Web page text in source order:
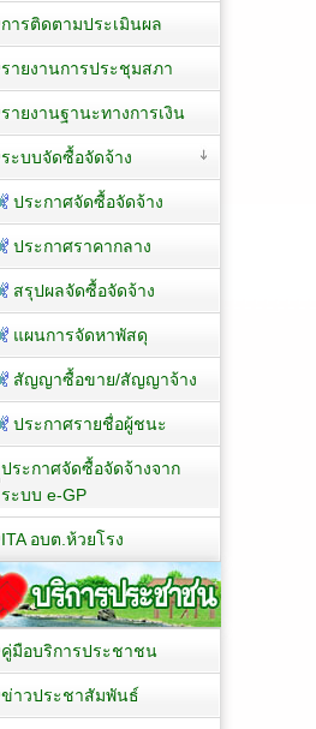
การติดตามประเมินผล
รายงานการประชุมสภา
รายงานฐานะทางการเงิน
ระบบจัดซื้อจัดจ้าง
ประกาศจัดซื้อจัดจ้าง
ประกาศราคากลาง
สรุปผลจัดซื้อจัดจ้าง
แผนการจัดหาพัสดุ
สัญญาซื้อขาย/สัญญาจ้าง
ประกาศรายชื่อผู้ชนะ
ประกาศจัดซื้อจัดจ้างจาก
ระบบ e-GP
ITA อบต.ห้วยโรง
คู่มือบริการประชาชน
ข่าวประชาสัมพันธ์